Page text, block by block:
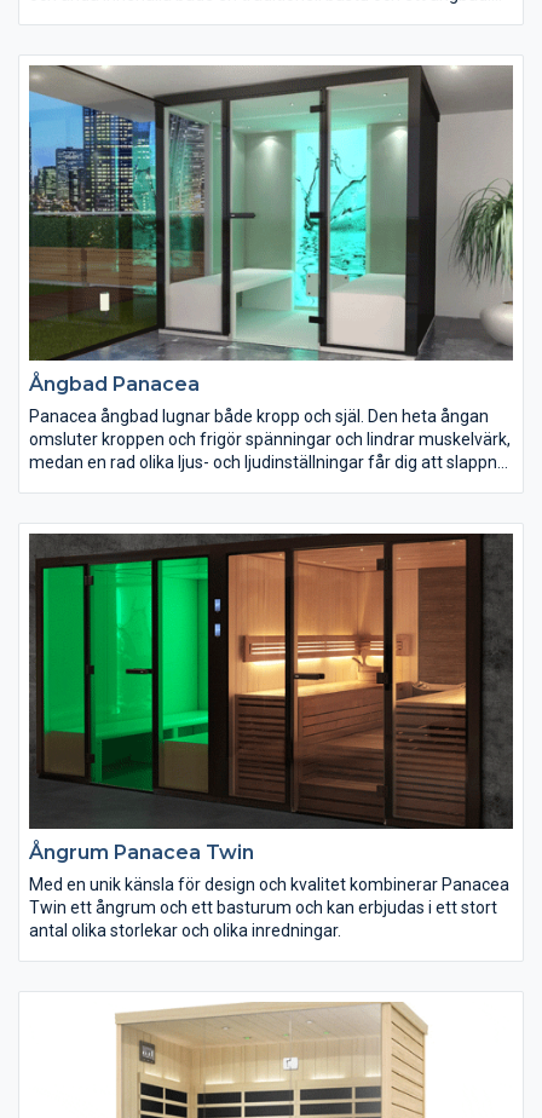
Ångbad Panacea
Panacea ångbad lugnar både kropp och själ. Den heta ångan
omsluter kroppen och frigör spänningar och lindrar muskelvärk,
medan en rad olika ljus- och ljudinställningar får dig att slappna
Ångrum Panacea Twin
Med en unik känsla för design och kvalitet kombinerar Panacea
Twin ett ångrum och ett basturum och kan erbjudas i ett stort
antal olika storlekar och olika inredningar.